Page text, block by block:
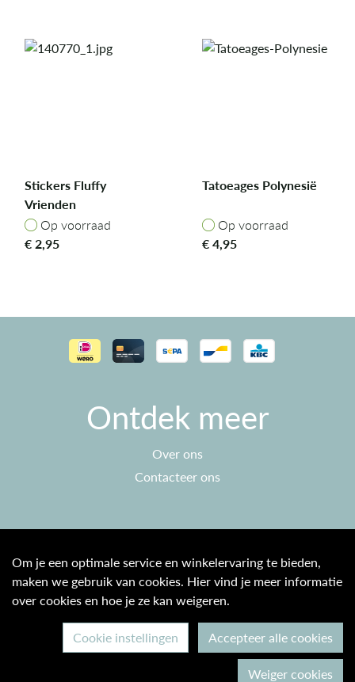
Stickers Fluffy
Vrienden
Op voorraad
Op voorraad
€2,95
Tatoeages Polynesië
Op voorraad
Op voorraad
€4,95
Ontdek meer
Over ons
Contacteer ons
Algemene voorwaarden
Privacy beleid
© 2026 Max & Ine B2C
Om je een optimale service en winkelervaring te bieden,
maken we gebruik van cookies. Hier vind je meer informatie
over cookies en hoe je ze kan weigeren.
Cookie instellingen
Accepteer alle cookies
Weiger cookies